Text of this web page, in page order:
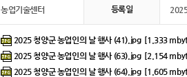
농업기술센터 등록일
2025 청양군 농업인의 날 행사 (41).jpg [1.333
2025 청양군 농업인의 날 행사 (63).jpg [2.154
2025 청양군 농업인의 날 행사 (64).jpg [1.605